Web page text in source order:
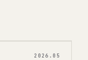
2026.05